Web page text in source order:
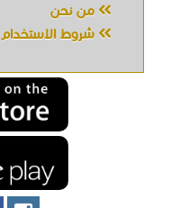
من نحن
شروط الاستخدام